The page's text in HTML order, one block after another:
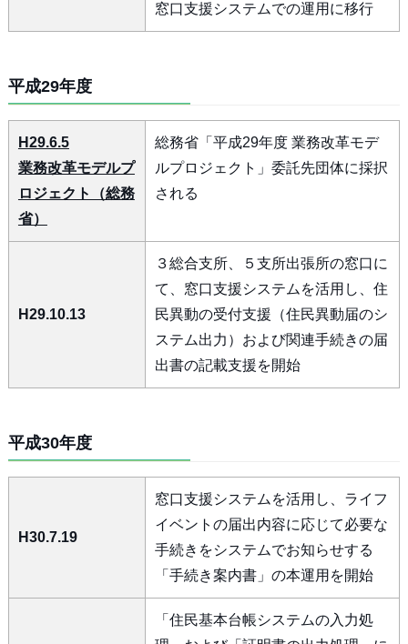
窓口支援システムでの運用に移行
平成29年度
H29.6.5
業務改革モデルプ
ロジェクト（総務
省）
総務省「平成29年度 業務改革モデ
ルプロジェクト」委託先団体に採択
される
H29.10.13
３総合支所、５支所出張所の窓口に
て、窓口支援システムを活用し、住
民異動の受付支援（住民異動届のシ
ステム出力）および関連手続きの届
出書の記載支援を開始
平成30年度
H30.7.19
窓口支援システムを活用し、ライフ
イベントの届出内容に応じて必要な
手続きをシステムでお知らせする
「手続き案内書」の本運用を開始
「住民基本台帳システムの入力処